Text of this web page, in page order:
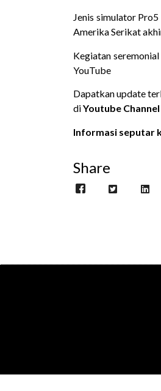
Jenis simulator
Amerika Serikat
Kegiatan
YouTube
Dapatkan update
diYoutube Channel
Informasi seputar
Share